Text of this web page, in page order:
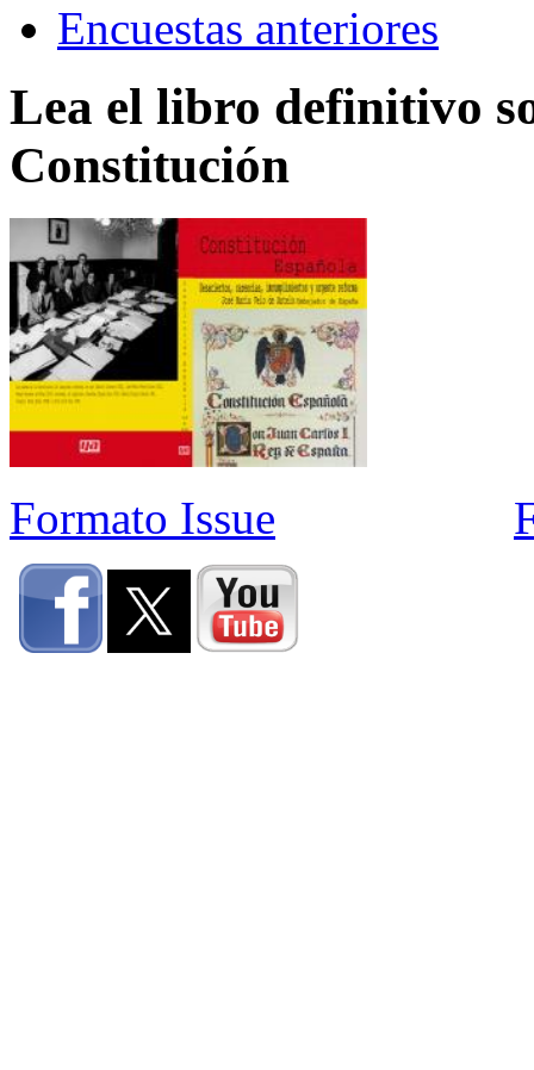
Encuestas anteriores
Lea el libro definitivo
Constitución
Formato Issue